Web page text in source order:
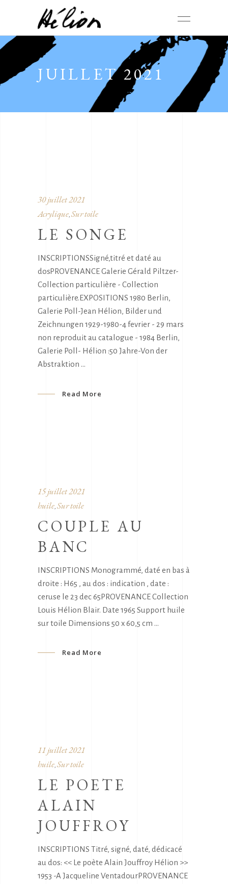
JUILLET 2021
30 juillet 2021
Acrylique, Sur toile
LE SONGE
INSCRIPTIONSSigné,titré et daté au
dosPROVENANCE Galerie Gérald Piltzer-
Collection particulière - Collection
particulière.EXPOSITIONS 1980 Berlin,
Galerie Poll-Jean Hélion, Bilder und
Zeichnungen 1929-1980-4 fevrier - 29 mars
non reproduit au catalogue - 1984 Berlin,
Galerie Poll- Hélion :50 Jahre-Von der
Abstraktion
Read More
15 juillet 2021
huile Sur toile
COUPLE AU
BANC
INSCRIPTIONS Monogrammé, daté en bas à
droite : H65 , au dos : indication , date :
ceruse le 23 dec 65PROVENANCE Collection
Louis Hélion Blair. Date 1965 Support huile
sur toile Dimensions 50 x 60,5 cm
Read More
11 juillet 2021
huile, Sur toile
LE POETE
ALAIN
JOUFFROY
INSCRIPTIONS Titré, signé, daté, dédicacé
au dos: << Le poète Alain Jouffroy Hélion >>
1953 -A Jacqueline VentadourPROVENANCE